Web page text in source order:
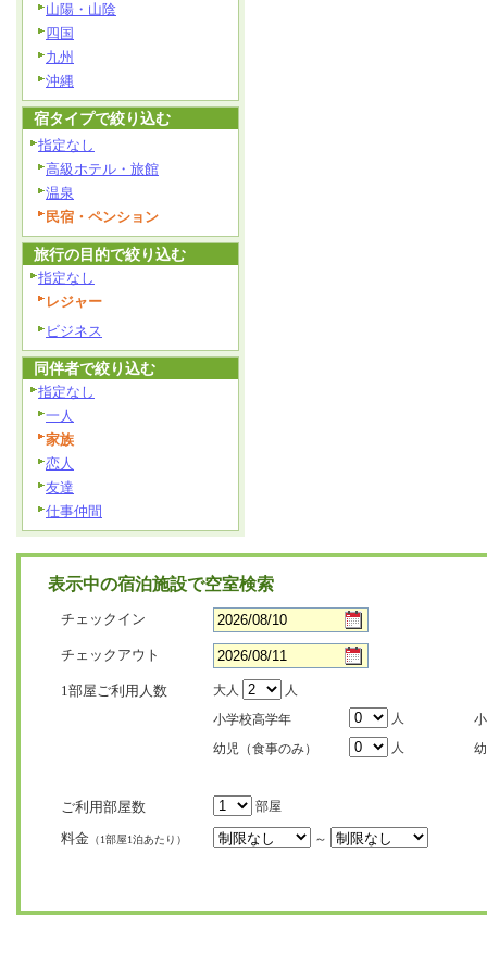
山陽・山陰
四国
九州
沖縄
宿タイプで絞り込む
指定なし
高級ホテル・旅館
温泉
民宿・ペンション
旅行の目的で絞り込む
指定なし
レジャー
ビジネス
同伴者で絞り込む
指定なし
一人
家族
恋人
友達
仕事仲間
表示中の宿泊施設で空室検索
チェックイン
チェックアウト
1部屋ご利用人数 大人
人
小学校高学年
人
幼児（食事のみ）
人
ご利用部屋数 部屋
料金 （1部屋1泊あたり） ～